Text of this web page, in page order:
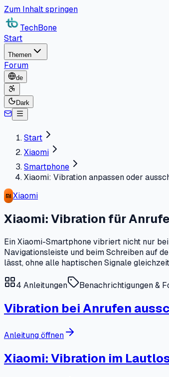
Zum Inhalt springen
TechBone
Start
Themen
Forum
de
Dark
Start
Xiaomi
Smartphone
Xiaomi: Vibration anpassen oder
Xiaomi
Xiaomi: Vibration für
Ein Xiaomi-Smartphone vibriert nicht nur
Navigationsleiste und beim Schreiben auf
lässt, ohne alle haptischen Signale
4 Anleitungen Benachrichtigungen &
Vibration bei Anrufen
Anleitung öffnen
Xiaomi: Vibration im